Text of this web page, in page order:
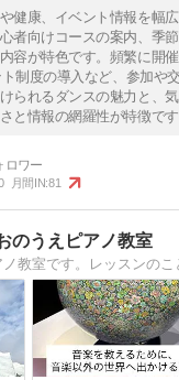
健康、イベント情報を幅広
者向けコースの案内、季
容が特色です。頻繁に開
制度の導入など、参加や
られるダンスの魅力と、
と情報の網羅性が特徴です
月間IN:81
うえピアノ教室